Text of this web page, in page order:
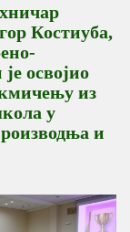
Костиуба,
освојио
из
у
и